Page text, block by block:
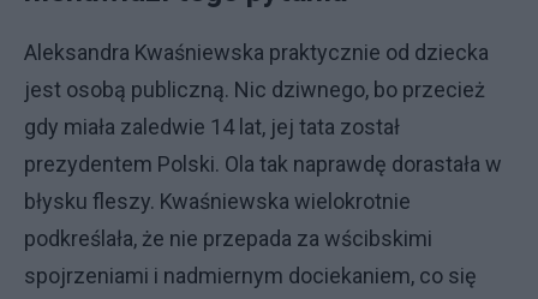
Aleksandra Kwaśniewska praktycznie od dziecka
jest osobą publiczną. Nic dziwnego, bo przecież
gdy miała zaledwie 14 lat, jej tata został
prezydentem Polski. Ola tak naprawdę dorastała w
błysku fleszy. Kwaśniewska wielokrotnie
podkreślała, że nie przepada za wścibskimi
spojrzeniami i nadmiernym dociekaniem, co się